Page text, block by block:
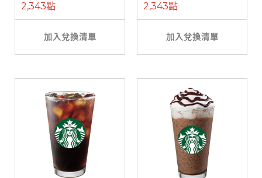
2,343點
加入兌換清單
2,343點
加入兌換清單